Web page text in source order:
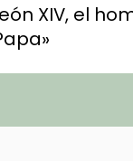
XIV, el
ovejas
i